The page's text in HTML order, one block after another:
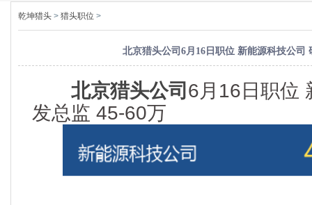
乾坤猎头 > 猎头职位 >
北京猎头公司6月16日职位 新能源科技公司
北京猎头公司 6月16日职位
发总监 45-60万